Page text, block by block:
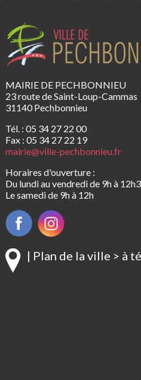
MAIRIE DE PECHBONNIEU
23 route de Saint-Loup-Cammas
31140 Pechbonnieu
Tél. : 05 34 27 22 00
Fax : 05 34 27 22 19
mairie@ville-pechbonnieu.fr
Horaires d'ouverture :
Du lundi au vendredi de 9h à
Le samedi de 9h à 12h
| Plan de la ville > à